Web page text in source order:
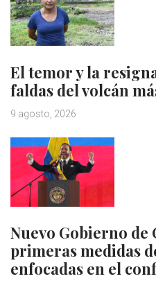
El temor y la
faldas del volcán
9 agosto, 2026
Nuevo Gobierno de
primeras medidas
enfocadas en el